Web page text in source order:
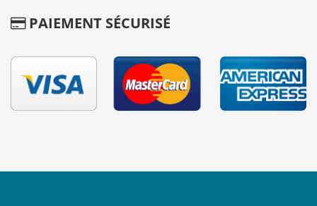
PAIEMENT SÉCURISÉ